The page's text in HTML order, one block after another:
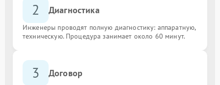
2 Диагностика
Инженеры проводят полную диагностику: аппаратную,
техническую. Процедура занимает около 60 минут.
3 Договор